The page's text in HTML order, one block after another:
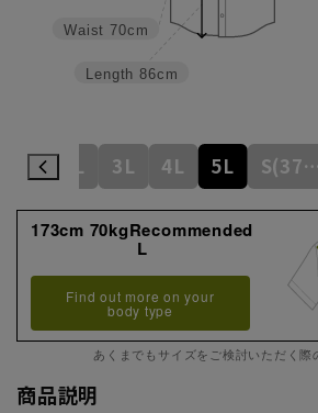
Length 86cm
Waist 70cm
LL 3L 4L 5L S(37cm)
173cm 70kgRecommended
L
Find out more on your
body type
あくまでもサイズをご検討いただく際
商品説明